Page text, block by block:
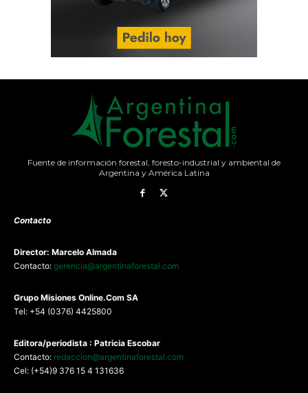
Fuente de información forestal, foresto-industrial y ambiental de
Argentina y América Latina
Contacto
Director: Marcelo Almada
Contacto: gerencia@argentinaforestal.com
Grupo Misiones Online.Com SA
Tel: +54 (0376) 4425800
Editora/periodista : Patricia Escobar
Contacto: redaccion@argentinaforestal.com
Cel: (+54)9 376 15 4 131636